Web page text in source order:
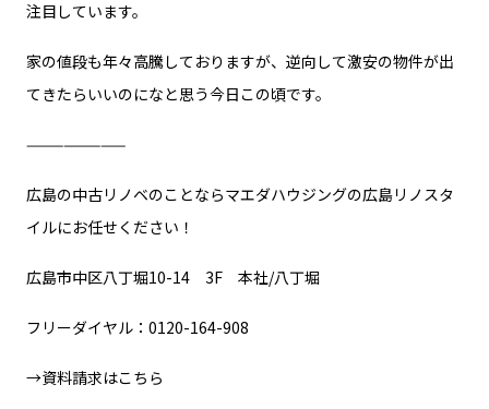
注目しています。
家の値段も年々高騰しておりますが、逆向して激安の物件が出
てきたらいいのになと思う今日この頃です。
————————
広島の中古リノベのことならマエダハウジングの広島リノスタ
イルにお任せください！
広島市中区八丁堀10-14 3F 本社/八丁堀
フリーダイヤル：0120-164-908
→資料請求はこちら